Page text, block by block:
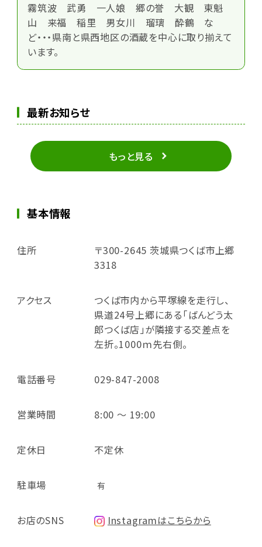
霧筑波 武勇 一人娘 郷の誉 大観 東魁
山 来福 稲里 男女川 瑠璃 酔鶴 な
ど・・・県南と県西地区の酒蔵を中心に取り揃えて
います。
最新お知らせ
もっと見る
基本情報
住所
〒300-2645 茨城県つくば市上郷
3318
アクセス
つくば市内から平塚線を走行し、
県道24号上郷にある「ばんどう太
郎つくば店」が隣接する交差点を
左折。1000ｍ先右側。
電話番号 029-847-2008
営業時間 8:00 ～ 19:00
定休日 不定休
駐車場 有
お店のSNS Instagramはこちらから